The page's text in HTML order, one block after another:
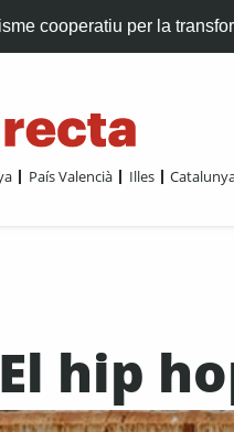
cooperatiu per la
País Valencià Illes
El hip